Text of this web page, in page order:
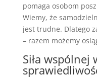
pomaga osobom
Wiemy, że
jest trudne. Dlatego
– razem możemy
Siła wspólnej